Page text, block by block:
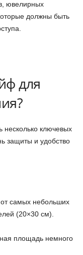
ювелирных
должны быть
для
ключевых
защиты и удобство
самых небольших
(20×30 см).
площадь немного